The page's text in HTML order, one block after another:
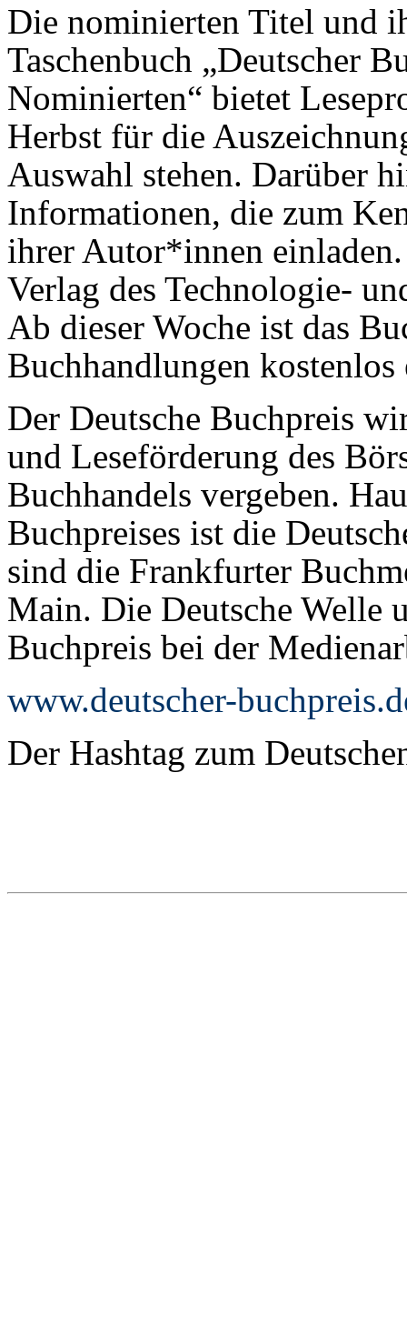
Die nominierten Titel und
Taschenbuch „Deutscher
Nominierten“ bietet
Herbst für die
Auswahl stehen. Darüber
Informationen, die zum
ihrer Autor*innen
Verlag des Technologie-
Ab dieser Woche ist das
Buchhandlungen
Der Deutsche Buchpreis
und Leseförderung des
Buchhandels vergeben.
Buchpreises ist die
sind die Frankfurter
Main. Die Deutsche Welle
Buchpreis bei der
www.deutscher-
Der Hashtag zum